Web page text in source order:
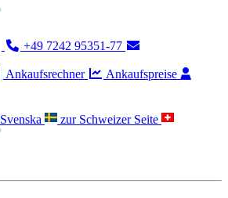
+49 7242 95351-77
Ankaufsrechner
Ankaufspreise
Svenska zur Schweizer Seite